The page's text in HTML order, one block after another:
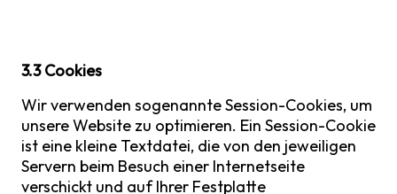
3.3 Cookies
Wir verwenden sogenannte Session-Cookies, um
unsere Website zu optimieren. Ein Session-Cookie
ist eine kleine Textdatei, die von den jeweiligen
Servern beim Besuch einer Internetseite
verschickt und auf Ihrer Festplatte